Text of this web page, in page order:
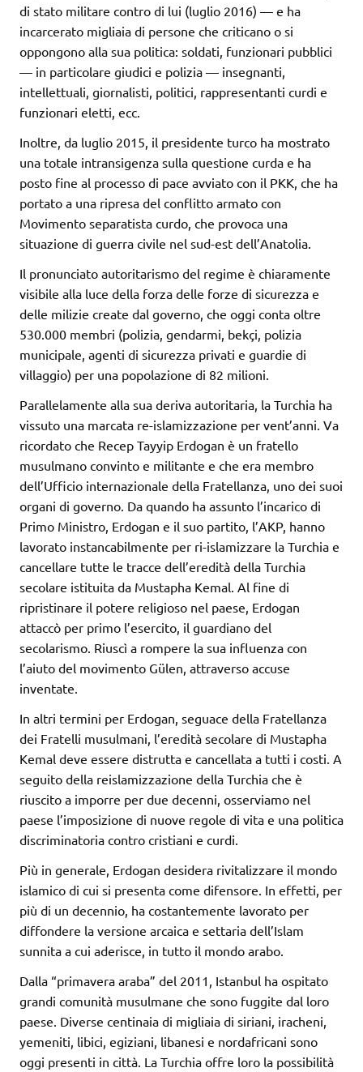
di stato militare contro di lui (luglio 2016) — e ha
incarcerato migliaia di persone che criticano o si
oppongono alla sua politica: soldati, funzionari pubblici
— in particolare giudici e polizia — insegnanti,
intellettuali, giornalisti, politici, rappresentanti curdi e
funzionari eletti, ecc.
Inoltre, da luglio 2015, il presidente turco ha mostrato
una totale intransigenza sulla questione curda e ha
posto fine al processo di pace avviato con il PKK, che ha
portato a una ripresa del conflitto armato con
Movimento separatista curdo, che provoca una
situazione di guerra civile nel sud-est dell’Anatolia.
Il pronunciato autoritarismo del regime è chiaramente
visibile alla luce della forza delle forze di sicurezza e
delle milizie create dal governo, che oggi conta oltre
530.000 membri (polizia, gendarmi, bekçi, polizia
municipale, agenti di sicurezza privati e guardie di
villaggio) per una popolazione di 82 milioni.
Parallelamente alla sua deriva autoritaria, la Turchia ha
vissuto una marcata re-islamizzazione per vent’anni. Va
ricordato che Recep Tayyip Erdogan è un fratello
musulmano convinto e militante e che era membro
dell’Ufficio internazionale della Fratellanza, uno dei suoi
organi di governo. Da quando ha assunto l’incarico di
Primo Ministro, Erdogan e il suo partito, l’AKP, hanno
lavorato instancabilmente per ri-islamizzare la Turchia e
cancellare tutte le tracce dell’eredità della Turchia
secolare istituita da Mustapha Kemal. Al fine di
ripristinare il potere religioso nel paese, Erdogan
attaccò per primo l’esercito, il guardiano del
secolarismo. Riuscì a rompere la sua influenza con
l’aiuto del movimento Gülen, attraverso accuse
inventate.
In altri termini per Erdogan, seguace della Fratellanza
dei Fratelli musulmani, l’eredità secolare di Mustapha
Kemal deve essere distrutta e cancellata a tutti i costi. A
seguito della reislamizzazione della Turchia che è
riuscito a imporre per due decenni, osserviamo nel
paese l’imposizione di nuove regole di vita e una politica
discriminatoria contro cristiani e curdi.
Più in generale, Erdogan desidera rivitalizzare il mondo
islamico di cui si presenta come difensore. In effetti, per
più di un decennio, ha costantemente lavorato per
diffondere la versione arcaica e settaria dell’Islam
sunnita a cui aderisce, in tutto il mondo arabo.
Dalla “primavera araba” del 2011, Istanbul ha ospitato
grandi comunità musulmane che sono fuggite dal loro
paese. Diverse centinaia di migliaia di siriani, iracheni,
yemeniti, libici, egiziani, libanesi e nordafricani sono
oggi presenti in città. La Turchia offre loro la possibilità